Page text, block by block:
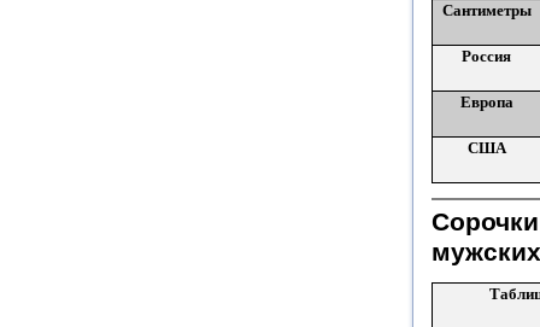
Сантиметры
Россия
Европа
США